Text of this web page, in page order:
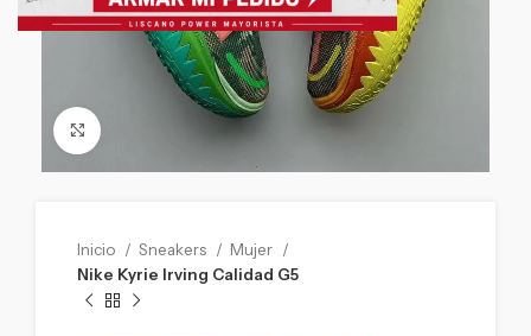
Inicio Sneakers
Mujer
Nike Kyrie Irving Calidad G5